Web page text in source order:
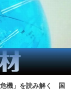
危機」を読み解く 国